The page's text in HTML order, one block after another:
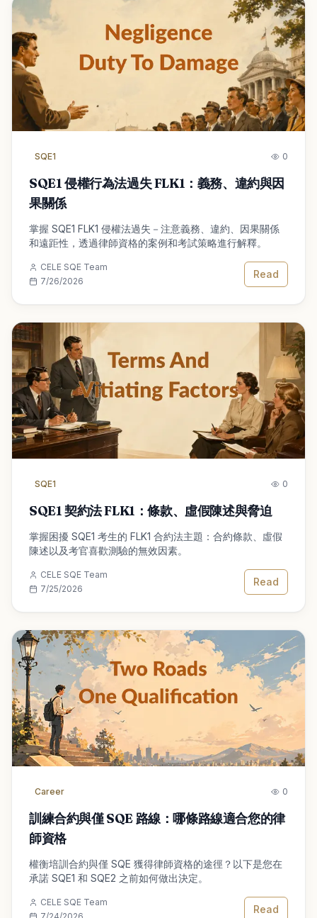
SQE1 0
SQE1 侵權行為法過失 FLK1：義務、違約與因
果關係
掌握 SQE1 FLK1 侵權法過失－注意義務、違約、因果關係
和遠距性，透過律師資格的案例和考試策略進行解釋。
CELE SQE Team
7/26/2026
Read
SQE1 0
SQE1 契約法 FLK1：條款、虛假陳述與脅迫
掌握困擾 SQE1 考生的 FLK1 合約法主題：合約條款、虛假
陳述以及考官喜歡測驗的無效因素。
CELE SQE Team
7/25/2026
Read
Career 0
訓練合約與僅 SQE 路線：哪條路線適合您的律
師資格
權衡培訓合約與僅 SQE 獲得律師資格的途徑？以下是您在
承諾 SQE1 和 SQE2 之前如何做出決定。
CELE SQE Team
Read